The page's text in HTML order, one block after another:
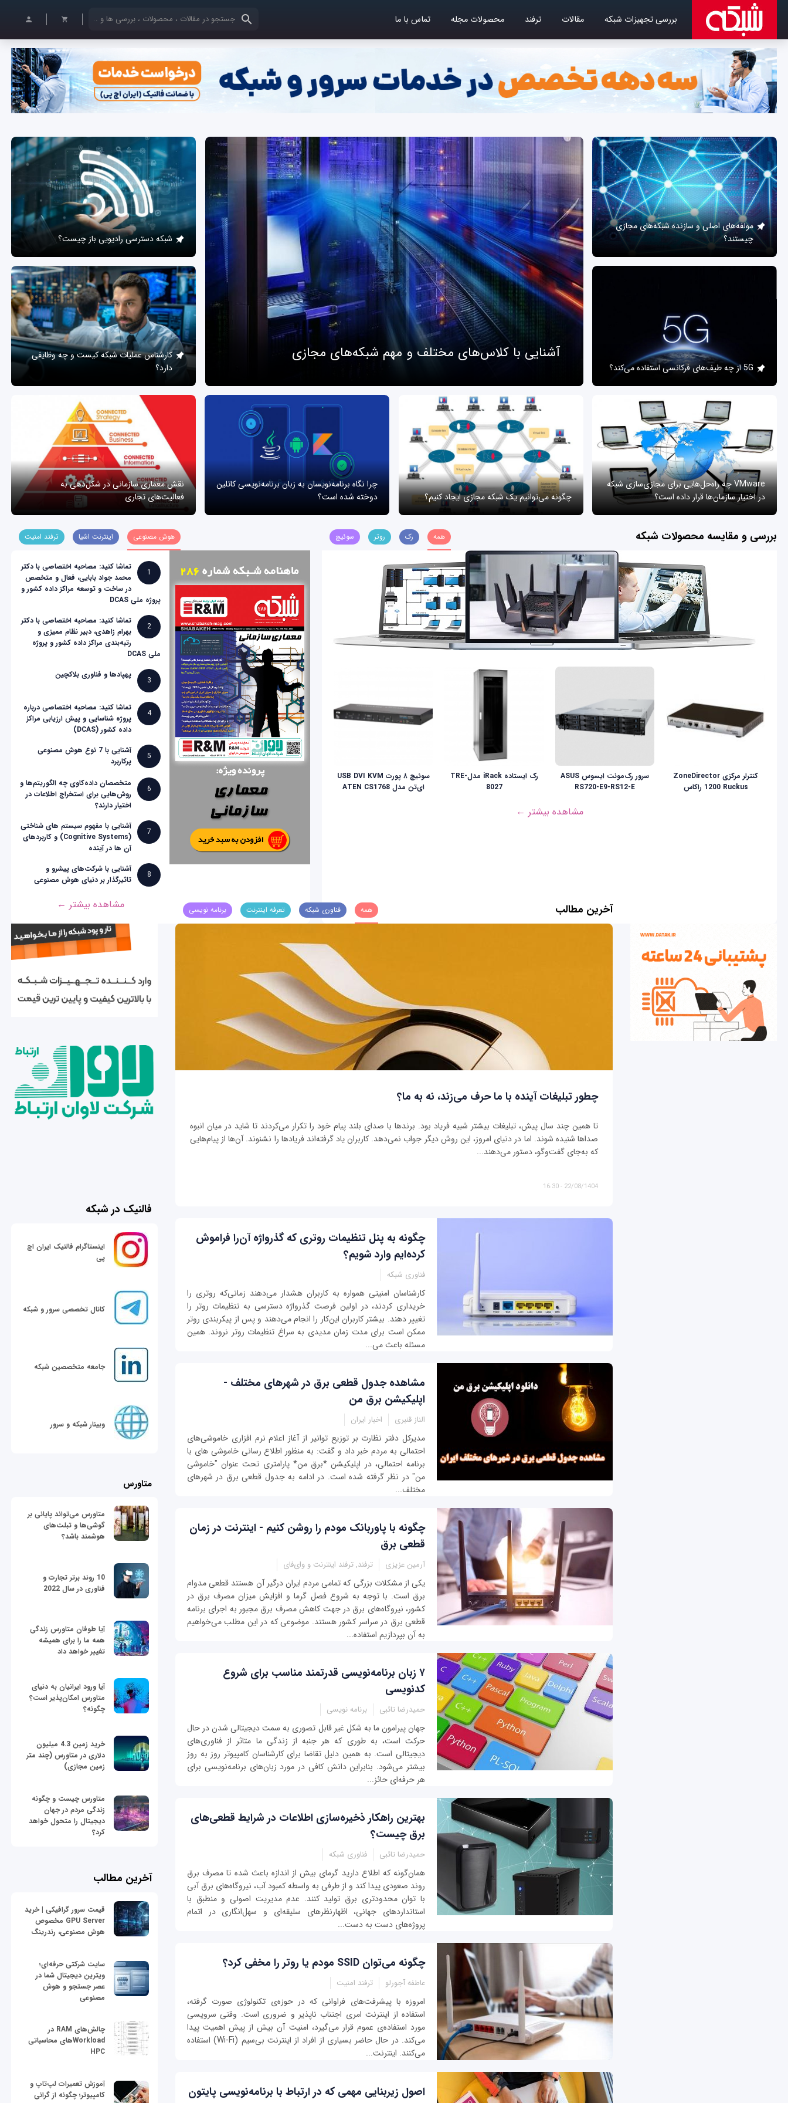
بررسی تجهیزات شبکه مقالات ترفند محصولات مجله تماس با ما کلمات کلیدی خود را وارد کنید
آشنایی با کلاس‌های مختلف و مهم شبکه‌های مجازی
مولفه‌های اصلی و سازنده شبکه‌های مجازی
چیستند؟
5G از چه طیف‌های فرکانسی استفاده می‌کند؟
شبکه دسترسی رادیویی باز چیست؟
کارشناس عملیات شبکه کیست و چه وظایفی
دارد؟
VMware چه راه‌حل‌هایی برای مجازی‌سازی شبکه
در اختیار سازمان‌ها قرار داده است؟
چگونه می‌توانیم یک شبکه مجازی ایجاد کنیم؟
چرا نگاه برنامه‌نویسان به زبان برنامه‌نویسی کاتلین
دوخته شده است؟
نقش معماری سازمانی در شکل‌دهی به
فعالیت‌های تجاری
بررسی و مقایسه محصولات شبکه همه رک روتر سوئیچ
کنترلر مرکزی ZoneDirector
1200 Ruckus راکاس
سرور رک‌مونت ایسوس ASUS
RS720-E9-RS12-E
رک ایستاده iRack مدلTRE-
8027
سوئیچ ۸ پورت USB DVI KVM
ای‌تن مدل ATEN CS1768
مشاهده بیشتر ←
هوش مصنوعی اینترنت اشیا ترفند امنیت
1
تماشا کنید: مصاحبه اختصاصی با دکتر
محمد جواد بابایی، فعال و متخصص
در ساخت و توسعه مراکز داده کشور و
پروژه ملی DCAS
2
تماشا کنید: مصاحبه اختصاصی با دکتر
بهرام زاهدی، دبیر نظام ممیزی و
رتبه‌بندی مراکز داده کشور و پروژه
ملی DCAS
3
پهپادها و فناوری بلاکچین
4
تماشا کنید: مصاحبه اختصاصی درباره
پروژه شناسایی و پیش ارزیابی مراکز
داده کشور (DCAS)
5
آشنایی با 7 نوع هوش مصنوعی
پرکاربرد
6
متخصصان داده‌کاوی چه الگوریتم‌ها و
روش‌هایی برای استخراج اطلاعات در
اختیار دارند؟
7
آشنایی با مفهوم سیستم های شناختی
(Cognitive Systems) و کاربردهای
آن ها در آینده
8
آشنایی با شرکت‌های پیشرو و
تاثیرگذار بر دنیای هوش مصنوعی
مشاهده بیشتر ← آخرین مطالب همه فناوری شبکه تعرفه اینترنت برنامه نویسی
چطور تبلیغات آینده با ما حرف می‌زند، نه به ما؟
تا همین چند سال پیش، تبلیغات بیشتر شبیه فریاد بود. برندها با صدای بلند پیام خود را تکرار می‌کردند تا شاید در میان انبوه
صداها شنیده شوند. اما در دنیای امروز، این روش دیگر جواب نمی‌دهد. کاربران یاد گرفته‌اند فریادها را نشنوند. آن‌ها از پیام‌هایی
که به‌جای گفت‌وگو، دستور می‌دهند...
22/08/1404 - 16:30
چگونه به پنل تنظیمات روتری که گذرواژه آن‌را فراموش
کرده‌ایم وارد شویم؟
فناوری شبکه
کارشناسان امنیتی همواره به کاربران هشدار می‌دهند زمانی‌که روتری را
خریداری کردند، در اولین فرصت گذرواژه دسترسی به تنظیمات روتر را
تغییر دهند. بیشتر کاربران این‌کار را انجام می‌دهند و پس از پیکربندی روتر
ممکن است برای مدت زمان مدیدی به سراغ تنظیمات روتر نروند. همین
مسئله باعث می‌...
مشاهده جدول قطعی برق در شهرهای مختلف -
اپلیکیشن برق من
الناز قنبری اخبار ایران
مدیرکل دفتر نظارت بر توزیع توانیر از آغاز اعلام نرم افزاری خاموشی‌های
احتمالی به مردم خبر داد و گفت: به منظور اطلاع رسانی خاموشی های با
برنامه احتمالی، در اپلیکیشن *برق من* پارامتری تحت عنوان "خاموشی
من" در نظر گرفته شده است. در ادامه به جدول قطعی برق در شهرهای
مختلف...
چگونه با پاوربانک مودم را روشن کنیم - اینترنت در زمان
قطعی برق
آرمین عزیزی ترفند, ترفند اینترنت و وای‌فای
یکی از مشکلات بزرگی که تمامی مردم ایران درگیر آن هستند قطعی مدوام
برق است. با توجه به شروع فصل گرما و افزایش میزان مصرف برق در
کشور، نیروگاه‌های برق در جهت کاهش مصرف برق مجبور به اجرای برنامه
قطعی برق در سراسر کشور هستند. موضوعی که در این مطلب می‌خواهیم
به آن بپردازیم استفاده...
۷ زبان برنامه‌نویسی قدرتمند مناسب برای شروع
کدنویسی
حمیدرضا تائبی برنامه نویسی
جهان پیرامون ما به شکل غیر قابل تصوری به سمت دیجیتالی شدن در حال
حرکت است، به طوری که هر جنبه از زندگی ما متاثر از فناوری‌های
دیجیتالی است. به همین دلیل تقاضا برای کارشناسان کامپیوتر روز به روز
بیشتر می‌شود. بنابراین دانش کافی در مورد زبان‌های برنامه‌نویسی برای
هر حرفه‌ای حائز...
بهترین راهکار ذخیره‌سازی اطلاعات در شرایط قطعی‌های
برق چیست؟
حمیدرضا تائبی فناوری شبکه
همان‌گونه که اطلاع دارید گرمای بیش از اندازه باعث شده تا مصرف برق
روند صعودی پیدا کند و از طرفی به واسطه کمبود آب، نیروگاه‌های برق آبی
با توان محدودتری برق تولید کنند. عدم مدیریت اصولی و منطبق با
استانداردهای جهانی، اظهارنظرهای سلیقه‌ای و سهل‌انگاری در اتمام
پروژه‌های دست به دست...
چگونه می‌توان SSID مودم یا روتر را مخفی کرد؟
عاطفه آجورلو ترفند امنیت
امروزه با پیشرفت‌های فراوانی که در حوزه‌ی تکنولوژی صورت گرفته،
استفاده از اینترنت امری اجتناب ناپذیر و ضروری است. وقتی سرویسی
مورد استفاده‌ی عموم قرار می‌گیرد، امنیت آن بیش از پیش اهمیت پیدا
می‌کند. در حال حاضر بسیاری از افراد از اینترنت بی‌سیم (Wi-Fi) استفاده
می‌کنند. اینترنت...
اصول زیربنایی مهمی که در ارتباط با برنامه‌نویسی پایتون
فالنیک در شبکه
اینستاگرام فالنیک ایران اچ
پی
کانال تخصصی سرور و شبکه
جامعه متخصصین شبکه
وبینار شبکه و سرور
متاورس
متاورس می‌تواند پایانی بر
گوشی‌ها و تبلت‌های
هوشمند باشد؟
10 روند برتر تجارت و
فناوری در سال 2022
آیا طوفان متاورس زندگی
همه ما را برای همیشه
تغییر خواهد داد
آیا ورود ایرانیان به دنیای
متاورس امکان‌پذیر است؟
چگونه؟
خرید زمین 4.3 میلیون
دلاری در متاورس (چند متر
زمین مجازی)
متاورس چیست و چگونه
زندگی مردم در جهان
دیجیتال را متحول خواهد
کرد؟
آخرین مطالب
قیمت سرور گرافیکی | خرید
GPU Server مخصوص
هوش مصنوعی، رندرینگ
سایت شرکتی حرفه‌ای؛
ویترین دیجیتال شما در
عصر جستجو و هوش
مصنوعی
چالش‌های RAM در
Workloadهای محاسباتی
HPC
آموزش تعمیرات لپ‌تاپ و
کامپیوتر؛ چگونه از گرانی